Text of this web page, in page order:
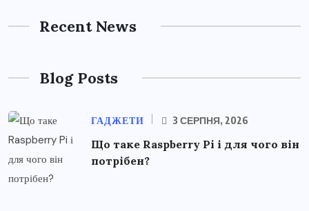
Recent News
Blog Posts
ГАДЖЕТИ 3 СЕРПНЯ, 2026
Що таке Raspberry Pi і для чого він
потрібен?